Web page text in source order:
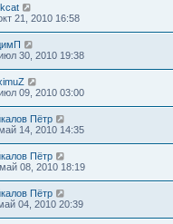
21, 2010 16:58
30, 2010 19:38
09, 2010 03:00
Пётр
14, 2010 14:35
Пётр
08, 2010 18:19
Пётр
04, 2010 20:39